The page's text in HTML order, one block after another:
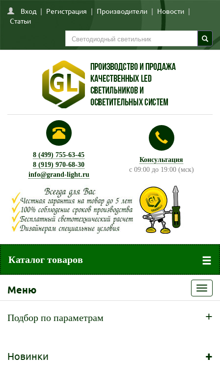
Вход | Регистрация | Производители | Новости |
Статьи
8 (499) 755-63-45
8 (919) 970-68-30
info@grand-light.ru
Консультация
с 09:00 до 19:00 (мск)
Каталог товаров
Меню
Подбор по параметрам +
Новинки +